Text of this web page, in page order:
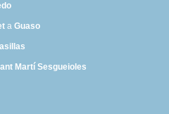
aGuaso
Martí Sesgueioles